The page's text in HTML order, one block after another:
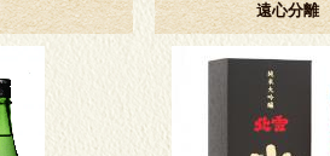
遠心分離